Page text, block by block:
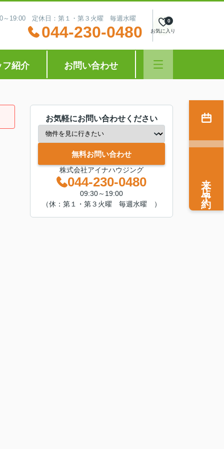
～19:00 定休日：第１・第３火曜 毎週水曜
044-230-0480 お気に入り
0
フ紹介 お問い合わせ
お気軽にお問い合わせください
無料お問い合わせ
株式会社アイナハウジング
044-230-0480
09:30～19:00
（休：第１・第３火曜 毎週水曜 ）
来店予約